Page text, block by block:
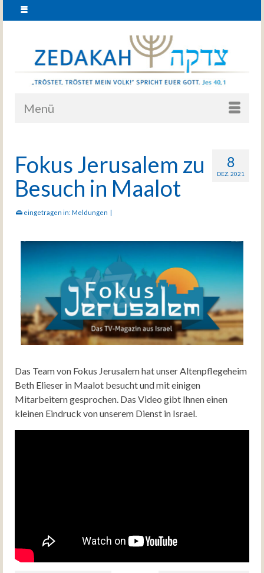
Menü
8
DEZ. 2021
Fokus Jerusalem zu
Besuch in Maalot
eingetragen in: Meldungen |
Das Team von Fokus Jerusalem hat unser Altenpflegeheim
Beth Elieser in Maalot besucht und mit einigen
Mitarbeitern gesprochen. Das Video gibt Ihnen einen
kleinen Eindruck von unserem Dienst in Israel.